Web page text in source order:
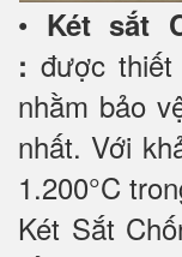
• Két sắt
: được
nhằm bảo
nhất. Với
1.200°C
Két Sắt